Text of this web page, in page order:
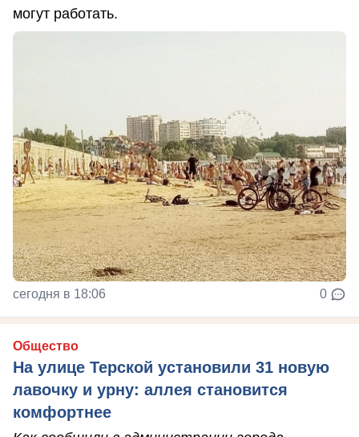
могут работать.
сегодня в 18:06 0
Общество
На улице Терской установили 31 новую
лавочку и урну: аллея становится
комфортнее